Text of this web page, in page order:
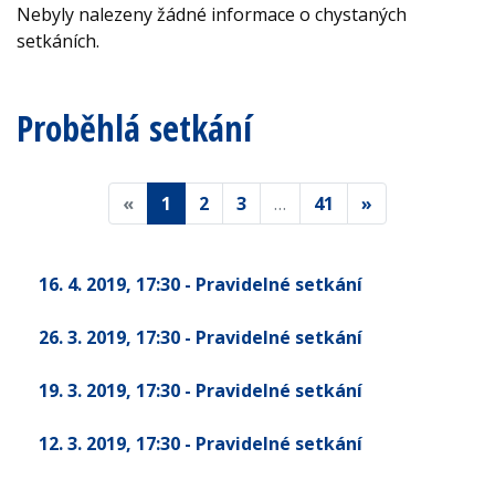
Nebyly nalezeny žádné informace o chystaných
setkáních.
Proběhlá setkání
« 1 2 3 … 41 »
16. 4. 2019, 17:30 - Pravidelné setkání
26. 3. 2019, 17:30 - Pravidelné setkání
19. 3. 2019, 17:30 - Pravidelné setkání
12. 3. 2019, 17:30 - Pravidelné setkání